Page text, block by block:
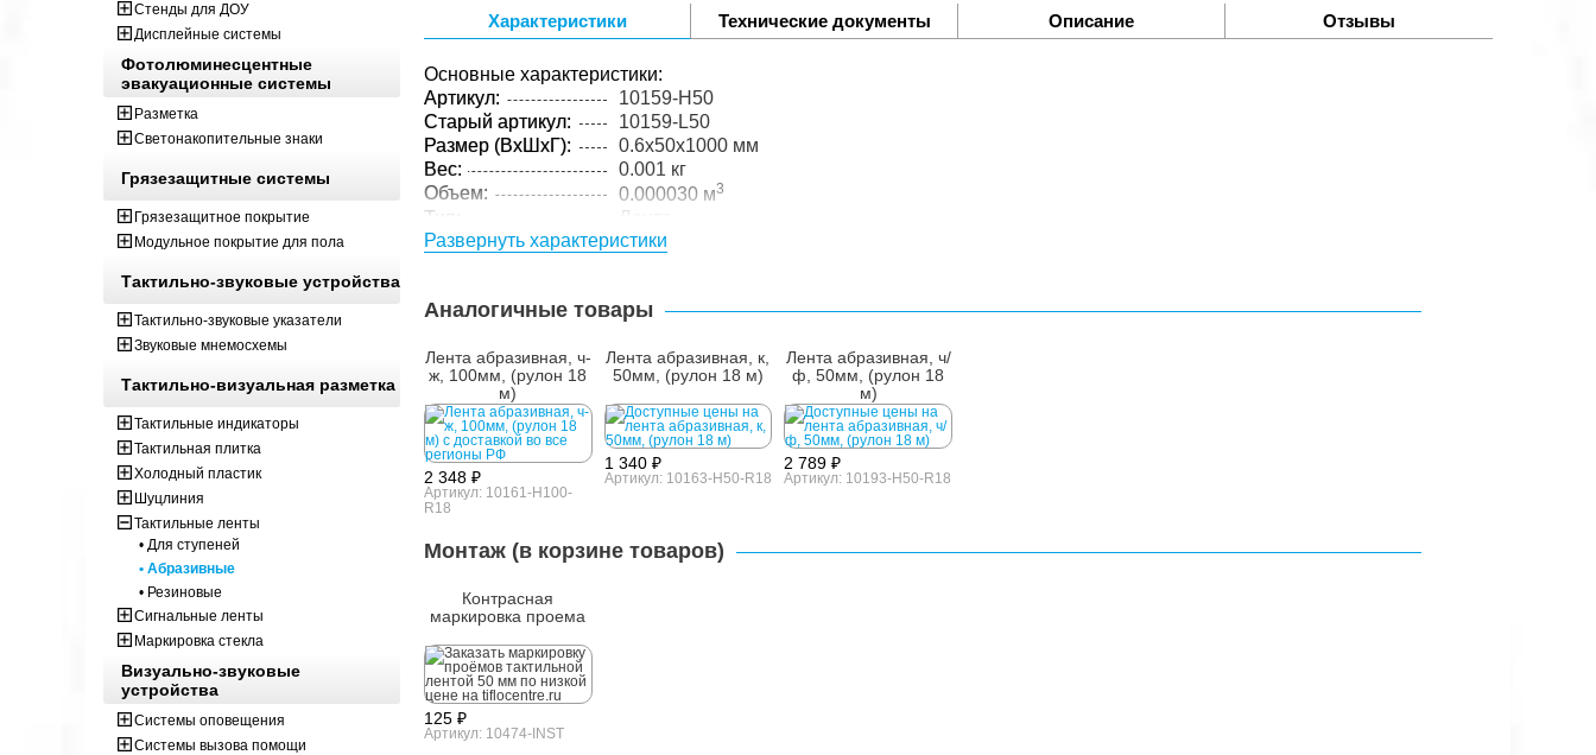
Характеристики Технические документы Описание Отзывы
Основные характеристики:
Артикул:
10159-H50
Старый артикул:
10159-L50
Размер (ВxШxГ):
0.6x50x1000 мм
Вес:
0.001 кг
Объем:
0.000030 м3
Тип:
Лента
Цвет:
Оранжевый
Параметры упакованного товара:
Размер (ВxШxГ):
0.6x50x1000 мм
Вес:
0.101 кг
Кол-во изделий в
упаковке:
Развернуть характеристики
Аналогичные товары
Лента абразивная, ч-
ж, 100мм, (рулон 18
м)
2 348 ₽
Артикул: 10161-H100-
R18
Лента абразивная, к,
50мм, (рулон 18 м)
1 340 ₽
Артикул: 10163-H50-R18
Лента абразивная, ч/
ф, 50мм, (рулон 18
м)
2 789 ₽
Артикул: 10193-H50-R18
Монтаж (в корзине товаров)
Контрасная
маркировка проема
125 ₽
Артикул: 10474-INST
Стенды для ДОУ
Дисплейные системы
Фотолюминесцентные
эвакуационные системы
Разметка
Светонакопительные знаки
Грязезащитные системы
Грязезащитное покрытие
Модульное покрытие для пола
Тактильно-звуковые устройства
Тактильно-звуковые указатели
Звуковые мнемосхемы
Тактильно-визуальная разметка
Тактильные индикаторы
Тактильная плитка
Холодный пластик
Шуцлиния
Тактильные ленты
• Для ступеней
• Абразивные
• Резиновые
Сигнальные ленты
Маркировка стекла
Визуально-звуковые
устройства
Системы оповещения
Системы вызова помощи